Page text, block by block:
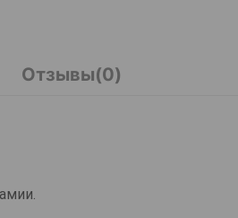
Отзывы(0)